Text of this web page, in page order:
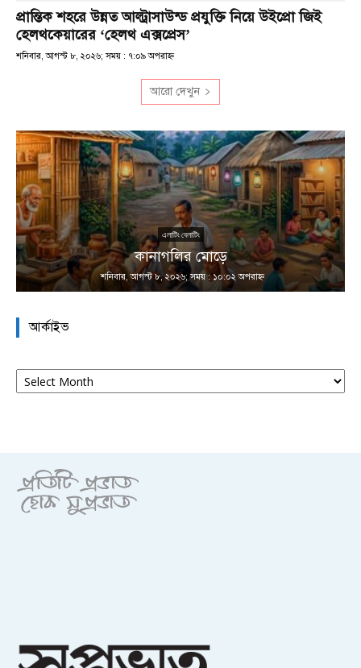
প্রান্তিক শহরে উন্নত আল্ট্রাসাউন্ড প্রযুক্তি নিয়ে উইপ্রো জিই
হেলথকেয়ারের ‘হেলথ এক্সপ্রেস’
শনিবার, আগস্ট ৮, ২০২৬; সময় : ৭:০৯ অপরাহ্ণ
আরো দেখুন
এলাটিং বেলাটিং
কানাগলির মোড়ে
শনিবার, আগস্ট ৮, ২০২৬; সময় : ১০:০২ অপরাহ্ণ
আর্কাইভ
আর্কাইভ